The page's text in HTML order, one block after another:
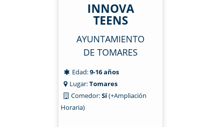
INNOVA
TEENS
AYUNTAMIENTO
DE TOMARES
Edad:9-16 años
Lugar:Tomares
Comedor:Sí(+Ampliación
Horaria)